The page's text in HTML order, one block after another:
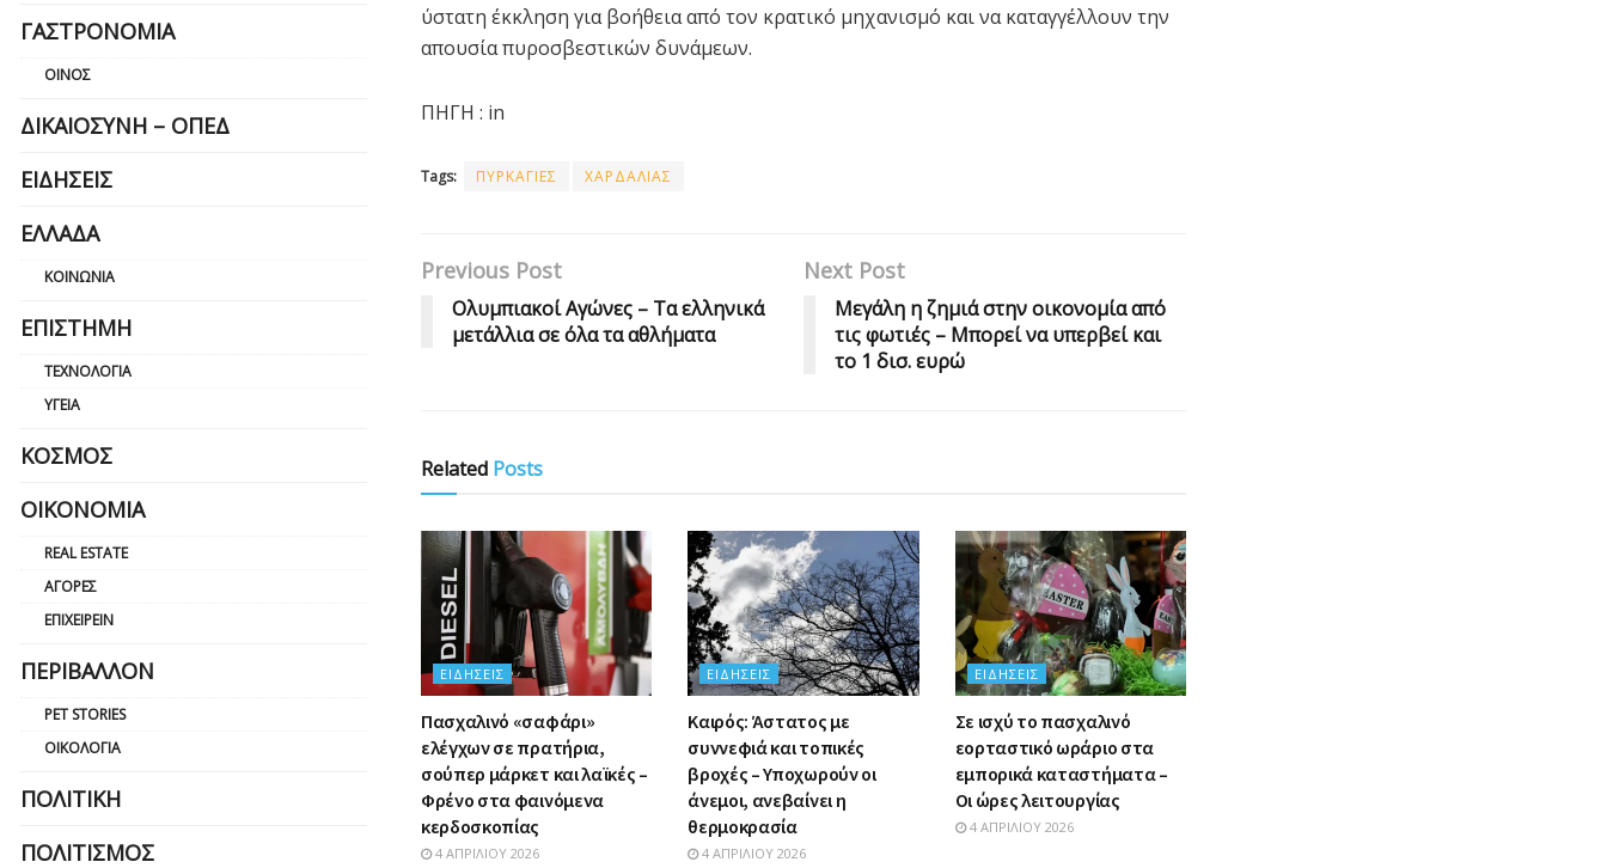
ύστατη έκκληση για βοήθεια από τον κρατικό μηχανισμό και να καταγγέλλουν την
απουσία πυροσβεστικών δυνάμεων.
ΠΗΓΗ : in
Tags: ΠΥΡΚΑΓΙΕΣ ΧΑΡΔΑΛΙΑΣ
Previous Post
Ολυμπιακοί Αγώνες – Τα ελληνικά
μετάλλια σε όλα τα αθλήματα
Next Post
Μεγάλη η ζημιά στην οικονομία από
τις φωτιές – Μπορεί να υπερβεί και
το 1 δισ. ευρώ
Related Posts
ΕΙΔΉΣΕΙΣ
Πασχαλινό «σαφάρι»
ελέγχων σε πρατήρια,
σούπερ μάρκετ και λαϊκές –
Φρένο στα φαινόμενα
κερδοσκοπίας
4 ΑΠΡΙΛΊΟΥ 2026
ΕΙΔΉΣΕΙΣ
Καιρός: Άστατος με
συννεφιά και τοπικές
βροχές – Υποχωρούν οι
άνεμοι, ανεβαίνει η
θερμοκρασία
4 ΑΠΡΙΛΊΟΥ 2026
ΕΙΔΉΣΕΙΣ
Σε ισχύ το πασχαλινό
εορταστικό ωράριο στα
εμπορικά καταστήματα –
Οι ώρες λειτουργίας
4 ΑΠΡΙΛΊΟΥ 2026
ΓΑΣΤΡΟΝΟΜΊΑ
ΟΊΝΟΣ
ΔΙΚΑΙΟΣΎΝΗ – ΟΠΕΔ
ΕΙΔΉΣΕΙΣ
ΕΛΛΆΔΑ
ΚΟΙΝΩΝΊΑ
ΕΠΙΣΤΉΜΗ
ΤΕΧΝΟΛΟΓΊΑ
ΥΓΕΊΑ
ΚΌΣΜΟΣ
ΟΙΚΟΝΟΜΊΑ
REAL ESTATE
ΑΓΟΡΈΣ
ΕΠΙΧΕΙΡΕΊΝ
ΠΕΡΙΒΆΛΛΟΝ
PET STORIES
ΟΙΚΟΛΟΓΊΑ
ΠΟΛΙΤΙΚΉ
ΠΟΛΙΤΙΣΜΌΣ